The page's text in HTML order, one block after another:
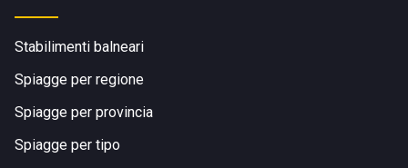
Stabilimenti balneari
Spiagge per regione
Spiagge per provincia
Spiagge per tipo